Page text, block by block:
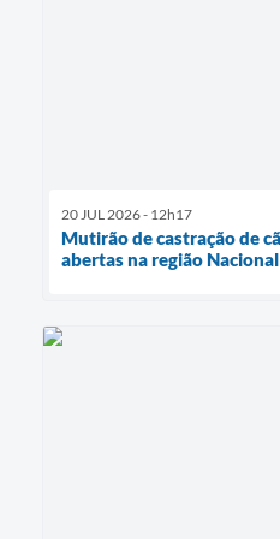
20 JUL 2026 - 12h17
Mutirão de castração de
abertas na região Nacional